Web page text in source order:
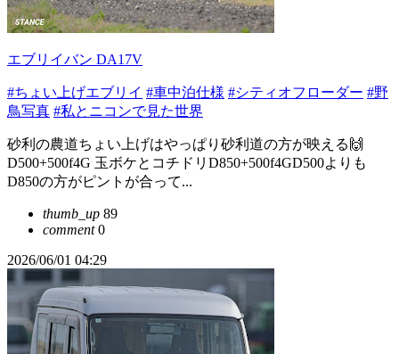
エブリイバン DA17V
#ちょい上げエブリイ #車中泊仕様 #シティオフローダー #野
鳥写真 #私とニコンで見た世界
砂利の農道ちょい上げはやっぱり砂利道の方が映える🙌
D500+500f4G 玉ボケとコチドリD850+500f4GD500よりも
D850の方がピントが合って...
thumb_up 89
comment0
2026/06/01 04:29